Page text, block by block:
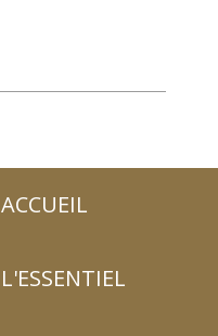
ACCUEIL
L'ESSENTIEL